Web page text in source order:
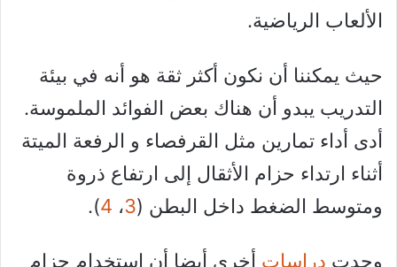
الألعاب الرياضية.
حيث يمكننا أن نكون أكثر ثقة هو أنه في بيئة
التدريب يبدو أن هناك بعض الفوائد الملموسة.
أدى أداء تمارين مثل القرفصاء و الرفعة الميتة
أثناء ارتداء حزام الأثقال إلى ارتفاع ذروة
ومتوسط ​​الضغط داخل البطن (3، 4
).
وجدت دراسات أخرى أيضا أن استخدام حزام